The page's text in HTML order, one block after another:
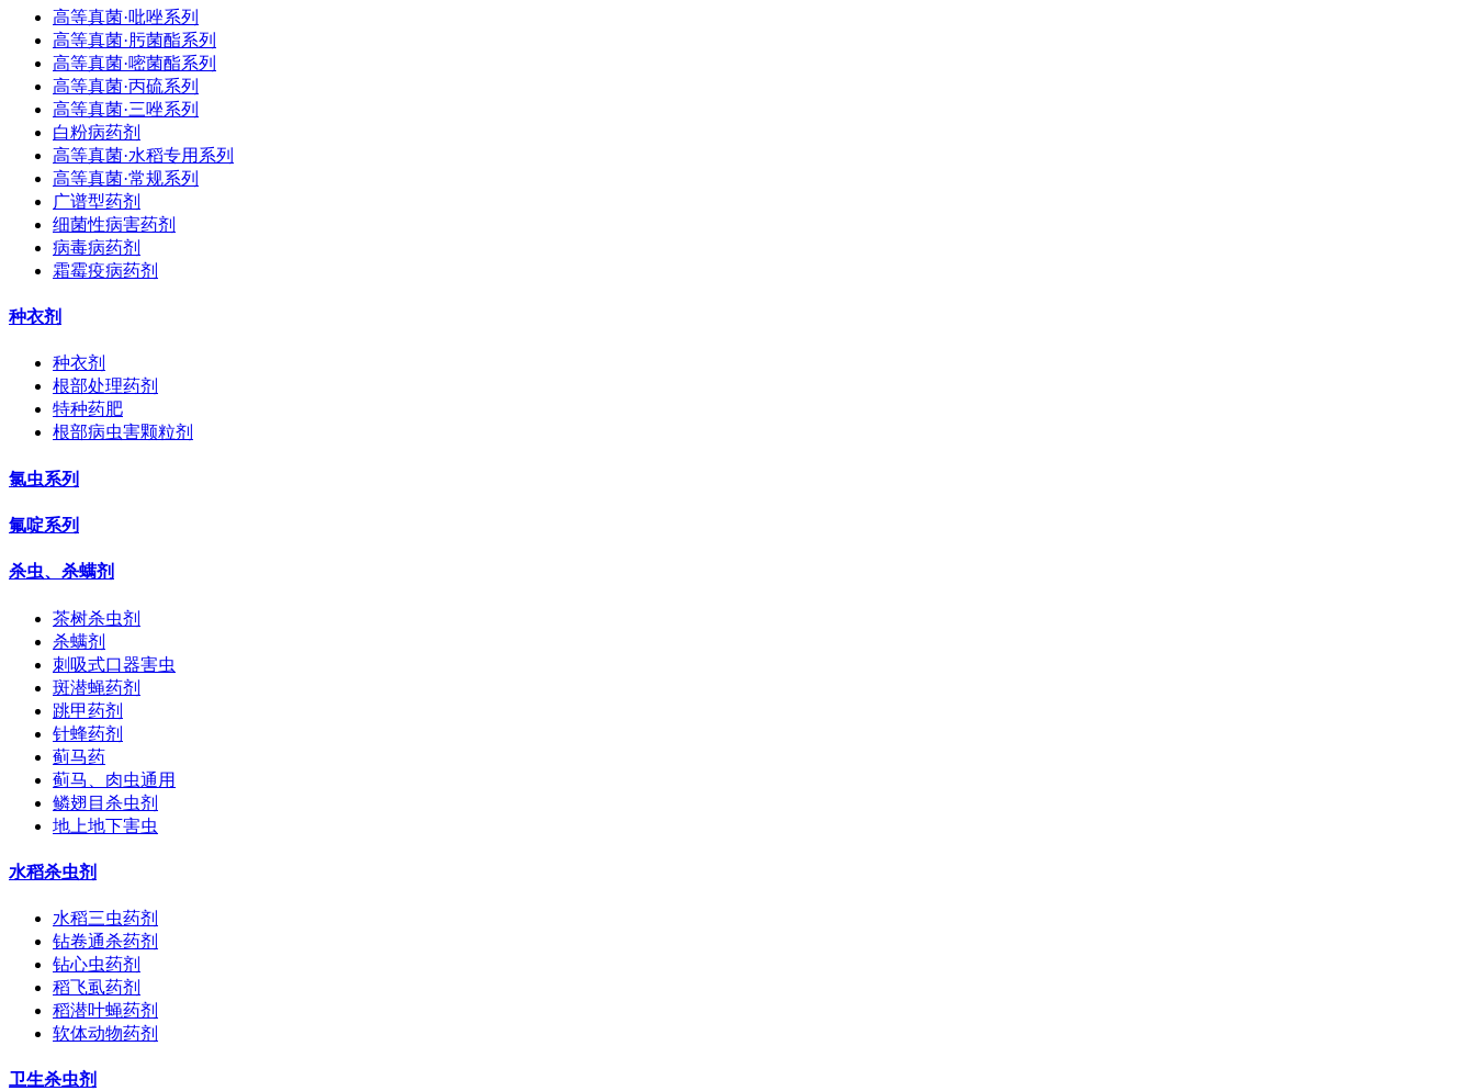
高等真菌·吡唑系列
高等真菌·肟菌酯系列
高等真菌·嘧菌酯系列
高等真菌·丙硫系列
高等真菌·三唑系列
白粉病药剂
高等真菌·水稻专用系列
高等真菌·常规系列
广谱型药剂
细菌性病害药剂
病毒病药剂
霜霉疫病药剂
种衣剂
种衣剂
根部处理药剂
特种药肥
根部病虫害颗粒剂
氯虫系列
氟啶系列
杀虫、杀螨剂
茶树杀虫剂
杀螨剂
刺吸式口器害虫
斑潜蝇药剂
跳甲药剂
针蜂药剂
蓟马药
蓟马、肉虫通用
鳞翅目杀虫剂
地上地下害虫
水稻杀虫剂
水稻三虫药剂
钻卷通杀药剂
钻心虫药剂
稻飞虱药剂
稻潜叶蝇药剂
软体动物药剂
卫生杀虫剂